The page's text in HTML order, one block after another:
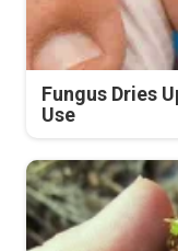
Fungus Dries
Use